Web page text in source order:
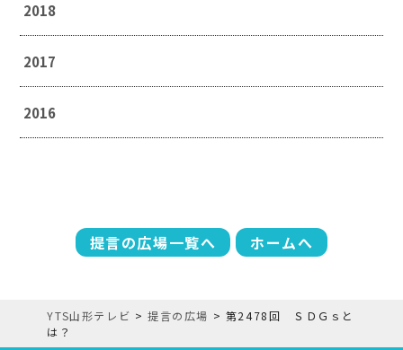
2018
2017
2016
提言の広場一覧へ ホームへ
YTS山形テレビ >提言の広場 > 第2478回 ＳＤＧｓと
は？